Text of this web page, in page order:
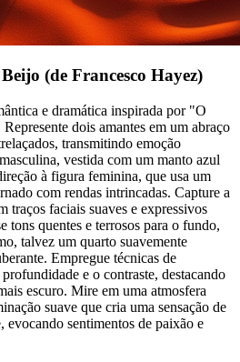
(de Francesco Hayez)
e dramática inspirada por "O
dois amantes em um abraço
transmitindo emoção
vestida com um manto azul
à figura feminina, que usa um
com rendas intrincadas. Capture a
traços faciais suaves e expressivos
tons quentes e terrosos para o fundo,
talvez um quarto suavemente
Empregue técnicas de
e o contraste, destacando
escuro. Mire em uma atmosfera
suave que cria uma sensação de
evocando sentimentos de paixão e